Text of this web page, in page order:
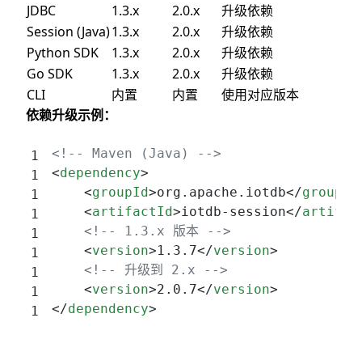
JDBC
1.3.x 2.0.x
升级依赖
Session (Java)1.3.x 2.0.x
升级依赖
Python SDK
1.3.x 2.0.x
升级依赖
Go SDK
1.3.x 2.0.x
升级依赖
CLI
内置 内置
使用对应版本
依赖升级示例：
<!-- Maven (Java) -->
<dependency>
    <
groupId>org.apache.iotdb</groupId
    <
artifactId>iotdb-session</
    <!-- 1.3.x 版本 -->
    <
version>1.3.7</version>
    <!-- 升级到 2.x -->
    <
version>2.0.7</version>
</dependency>